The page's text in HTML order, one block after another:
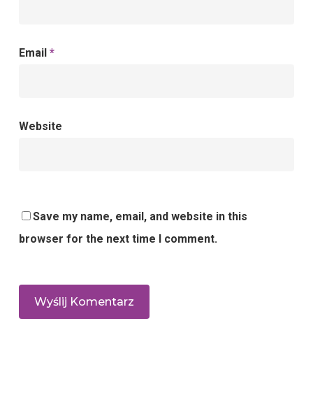
Email *
Website
Save my name, email, and website in this
browser for the next time I comment.